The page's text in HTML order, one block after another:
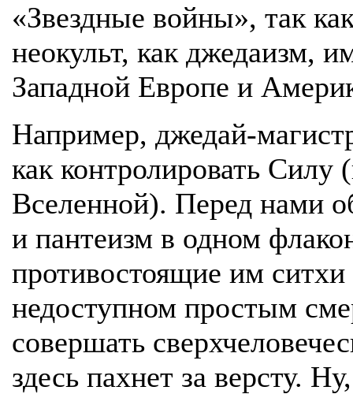
«Звездные войны», так
неокульт, как джедаизм,
Западной Европе и
Например, джедай-
как контролировать Силу
Вселенной). Перед нами
и пантеизм в одном
противостоящие им
недоступном простым
совершать
здесь пахнет за версту.